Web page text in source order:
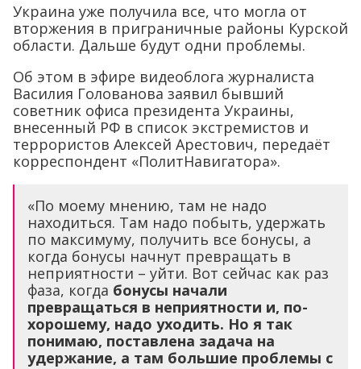
Украина уже получила все, что могла от
вторжения в приграничные районы Курской
области. Дальше будут одни проблемы.
Об этом в эфире видеоблога журналиста
Василия Голованова заявил бывший
советник офиса президента Украины,
внесенный РФ в список экстремистов и
террористов Алексей Арестович, передаёт
корреспондент «ПолитНавигатора».
«По моему мнению, там не надо
находиться. Там надо побыть, удержать
по максимуму, получить все бонусы, а
когда бонусы начнут превращать в
неприятности – уйти. Вот сейчас как раз
фаза, когда бонусы начали
превращаться в неприятности и, по-
хорошему, надо уходить. Но я так
понимаю, поставлена задача на
удержание, а там большие проблемы с